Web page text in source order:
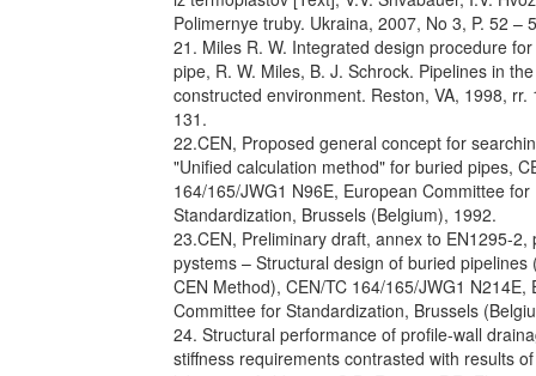
Polimernye truby. Ukraina, 2007, No 3, P. 52 –
21. Miles R. W. Integrated design procedure
pipe, R. W. Miles, B. J. Schrock. Pipelines in the
constructed environment. Reston, VA, 1998, rr.
131.
22.CEN, Proposed general concept for
"Unified calculation method" for buried pipes,
164/165/JWG1 N96E, European Committee for
Standardization, Brussels (Belgium), 1992.
23.CEN, Preliminary draft, annex to EN1295-2,
pystems – Structural design of buried pipelines
CEN Method), CEN/TC 164/165/JWG1 N214E,
Committee for Standardization, Brussels
24. Structural performance of profile-wall
stiffness requirements contrasted with results of